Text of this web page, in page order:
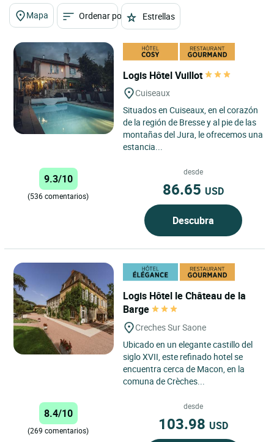
Mapa Ordenar por Estrellas
Logis Hôtel Vuillot
Cuiseaux
Situados en Cuiseaux, en el corazón
de la región de Bresse y al pie de las
montañas del Jura, le ofrecemos una
estancia...
9.3/10
(536 comentarios)
desde
86.65 USD
Descubra
Logis Hôtel le Château de la
Barge
Creches Sur Saone
Ubicado en un elegante castillo del
siglo XVII, este refinado hotel se
encuentra cerca de Macon, en la
comuna de Crèches...
8.4/10
(269 comentarios)
desde
103.98 USD